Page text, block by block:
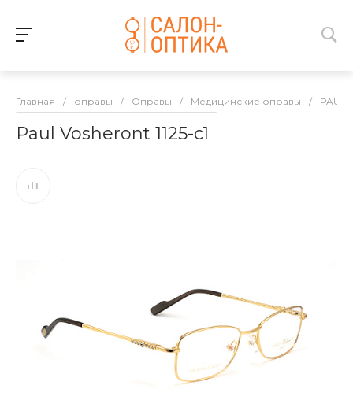
Главная / оправы / Оправы / Медицинские оправы / PAUL
Paul Vosheront 1125-c1